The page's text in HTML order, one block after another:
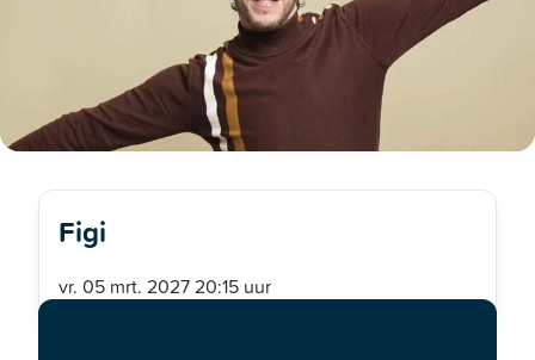
Figi
vr. 05 mrt. 2027 20:15 uur